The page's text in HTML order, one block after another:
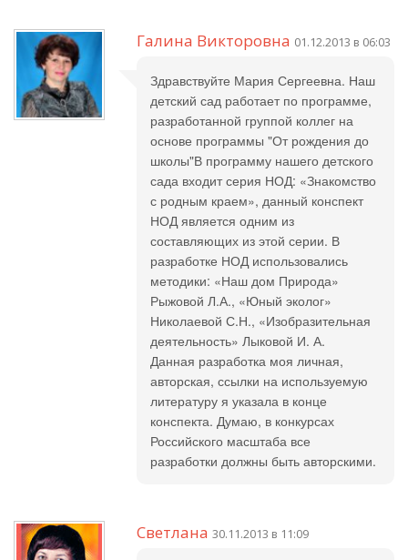
Галина Викторовна 01.12.2013 в 06:03
Здравствуйте Мария Сергеевна. Наш
детский сад работает по программе,
разработанной группой коллег на
основе программы "От рождения до
школы"В программу нашего детского
сада входит серия НОД: «Знакомство
с родным краем», данный конспект
НОД является одним из
составляющих из этой серии. В
разработке НОД использовались
методики: «Наш дом Природа»
Рыжовой Л.А., «Юный эколог»
Николаевой С.Н., «Изобразительная
деятельность» Лыковой И. А.
Данная разработка моя личная,
авторская, ссылки на используемую
литературу я указала в конце
конспекта. Думаю, в конкурсах
Российского масштаба все
разработки должны быть авторскими.
Светлана 30.11.2013 в 11:09